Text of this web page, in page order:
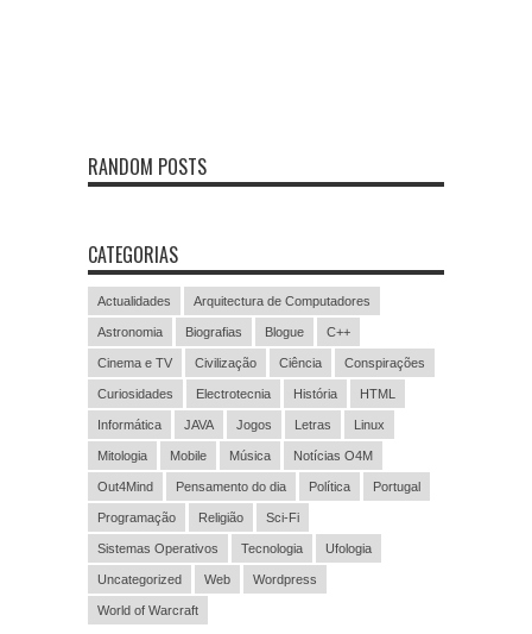
RANDOM POSTS
CATEGORIAS
Actualidades Arquitectura de Computadores
Astronomia Biografias Blogue C++
Cinema e TV Civilização Ciência Conspirações
Curiosidades Electrotecnia História HTML
Informática JAVA Jogos Letras Linux
Mitologia Mobile Música Notícias O4M
Out4Mind Pensamento do dia Política Portugal
Programação Religião Sci-Fi
Sistemas Operativos Tecnologia Ufologia
Uncategorized Web Wordpress
World of Warcraft